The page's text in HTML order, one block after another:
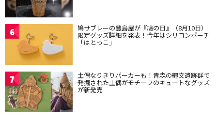
6 鳩サブレーの豊島屋が『鳩の日』（8月10日）
限定グッズ詳細を発表！今年はシリコンポーチ
「はとっこ」
7 土偶なりきりパーカーも！青森の縄文遺跡群で
発掘された土偶がモチーフのキュートなグッズ
が新発売